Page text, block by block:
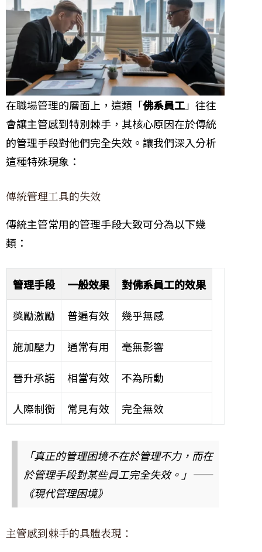
在職場管理的層面上，這類「佛系員工」往往
會讓主管感到特別棘手，其核心原因在於傳統
的管理手段對他們完全失效。讓我們深入分析
這種特殊現象：
傳統管理工具的失效
傳統主管常用的管理手段大致可分為以下幾
類：
管理手段 一般效果 對佛系員工的效果
獎勵激勵 普遍有效 幾乎無感
施加壓力 通常有用 毫無影響
晉升承諾 相當有效 不為所動
人際制衡 常見有效 完全無效
「真正的管理困境不在於管理不力，而在
於管理手段對某些員工完全失效。」——
《現代管理困境》
主管感到棘手的具體表現：